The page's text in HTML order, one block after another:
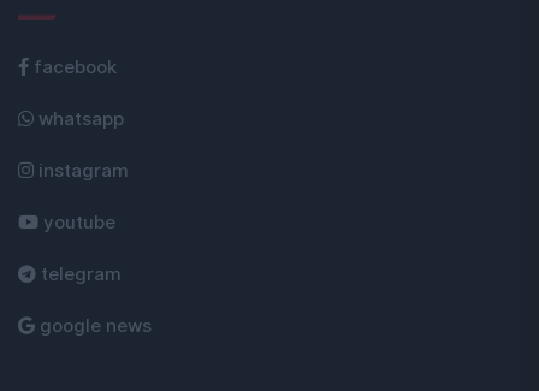
facebook
whatsapp
instagram
youtube
telegram
google news